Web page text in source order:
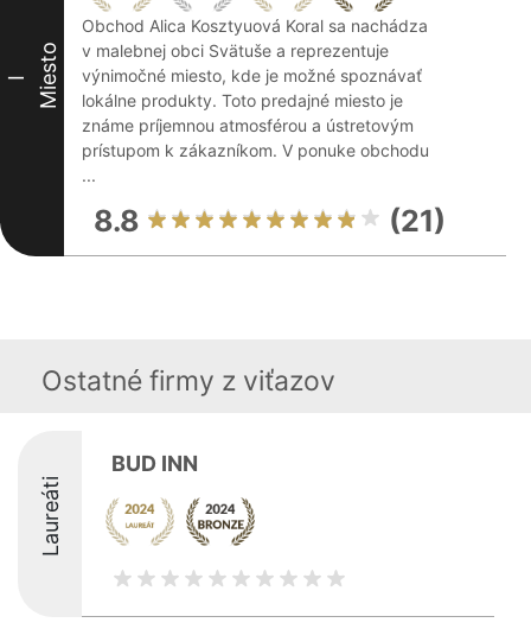
I Miesto
Obchod Alica Kosztyuová Koral sa nachádza
v malebnej obci Svätuše a reprezentuje
výnimočné miesto, kde je možné spoznávať
lokálne produkty. Toto predajné miesto je
známe príjemnou atmosférou a ústretovým
prístupom k zákazníkom. V ponuke obchodu
...
8.8 (21)
Ostatné firmy z viťazov
Laureáti
BUD INN